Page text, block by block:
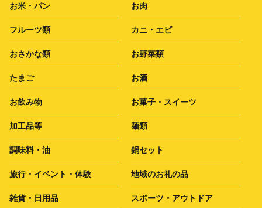
お米・パン お肉
フルーツ類 カニ・エビ
おさかな類 お野菜類
たまご お酒
お飲み物 お菓子・スイーツ
加工品等 麺類
調味料・油 鍋セット
旅行・イベント・体験 地域のお礼の品
雑貨・日用品 スポーツ・アウトドア